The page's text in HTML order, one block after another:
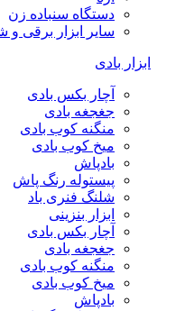
دستگاه سنباده زن
سایر ابزار برقی و
ابزار بادی
آچار بکس بادی
جغجغه بادی
منگنه کوب بادی
میخ کوب بادی
بادپاش
پیستوله رنگ پاش
شلنگ فنری باد
ابزار بنزینی
آچار بکس بادی
جغجغه بادی
منگنه کوب بادی
میخ کوب بادی
بادپاش